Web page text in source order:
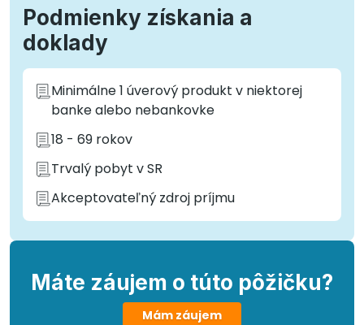
Podmienky získania a
doklady
Minimálne 1 úverový produkt v niektorej
banke alebo nebankovke
18 - 69 rokov
Trvalý pobyt v SR
Akceptovateľný zdroj príjmu
Máte záujem o túto pôžičku?
Mám záujem